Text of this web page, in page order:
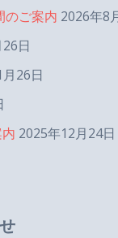
のご案内 2026年8
日
26日
2025年12月24日